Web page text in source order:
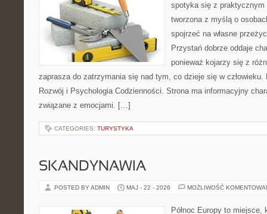
spotyka się z praktycznym
tworzona z myślą o
spojrzeć na własne
Przystań dobrze oddaje
ponieważ kojarzy się z
zaprasza do zatrzymania się nad tym, co dzieje się w
Rozwój i Psychologia Codzienności. Strona ma informacyjny
związane z emocjami. […]
CATEGORIES: TURYSTYKA
SKANDYNAWIA
POSTED BY ADMIN MAJ - 22 - 2026 MOŻLIWOŚĆ
Północ Europy to miejsce,